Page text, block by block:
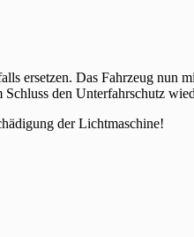
ersetzen. Das Fahrzeug nun
den Unterfahrschutz
der Lichtmaschine!